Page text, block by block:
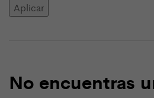
Aplicar
No encuentras